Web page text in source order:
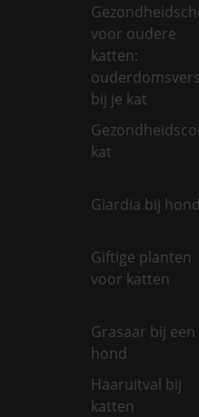
voor oudere
katten:
bij je kat
kat
Giardia bij hond
Giftige planten
voor katten
Grasaar bij een
hond
Haaruitval bij
katten